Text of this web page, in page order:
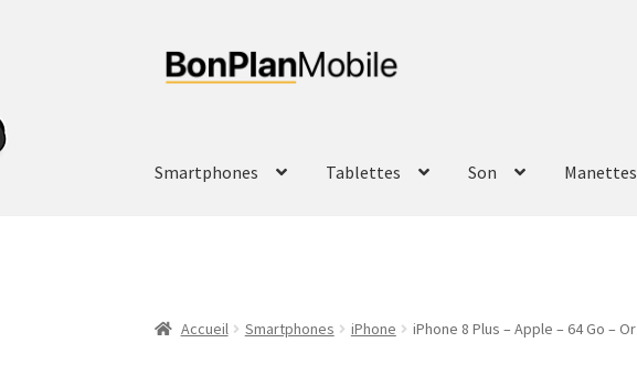
Aller
Aller
au
Smartphones Tablettes Son Manettes
Accueil Smartphones iPhone iPhone 8 Plus – Apple – 64 Go – Or